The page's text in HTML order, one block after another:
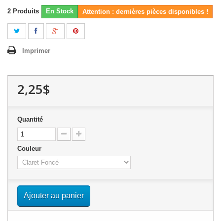
2 Produits En Stock Attention : dernières pièces disponibles !
Imprimer
2,25$
Quantité
Couleur
Ajouter au panier